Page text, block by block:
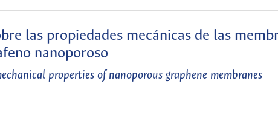
las propiedades mecánicas de las
nanoporoso
properties of nanoporous graphene membranes